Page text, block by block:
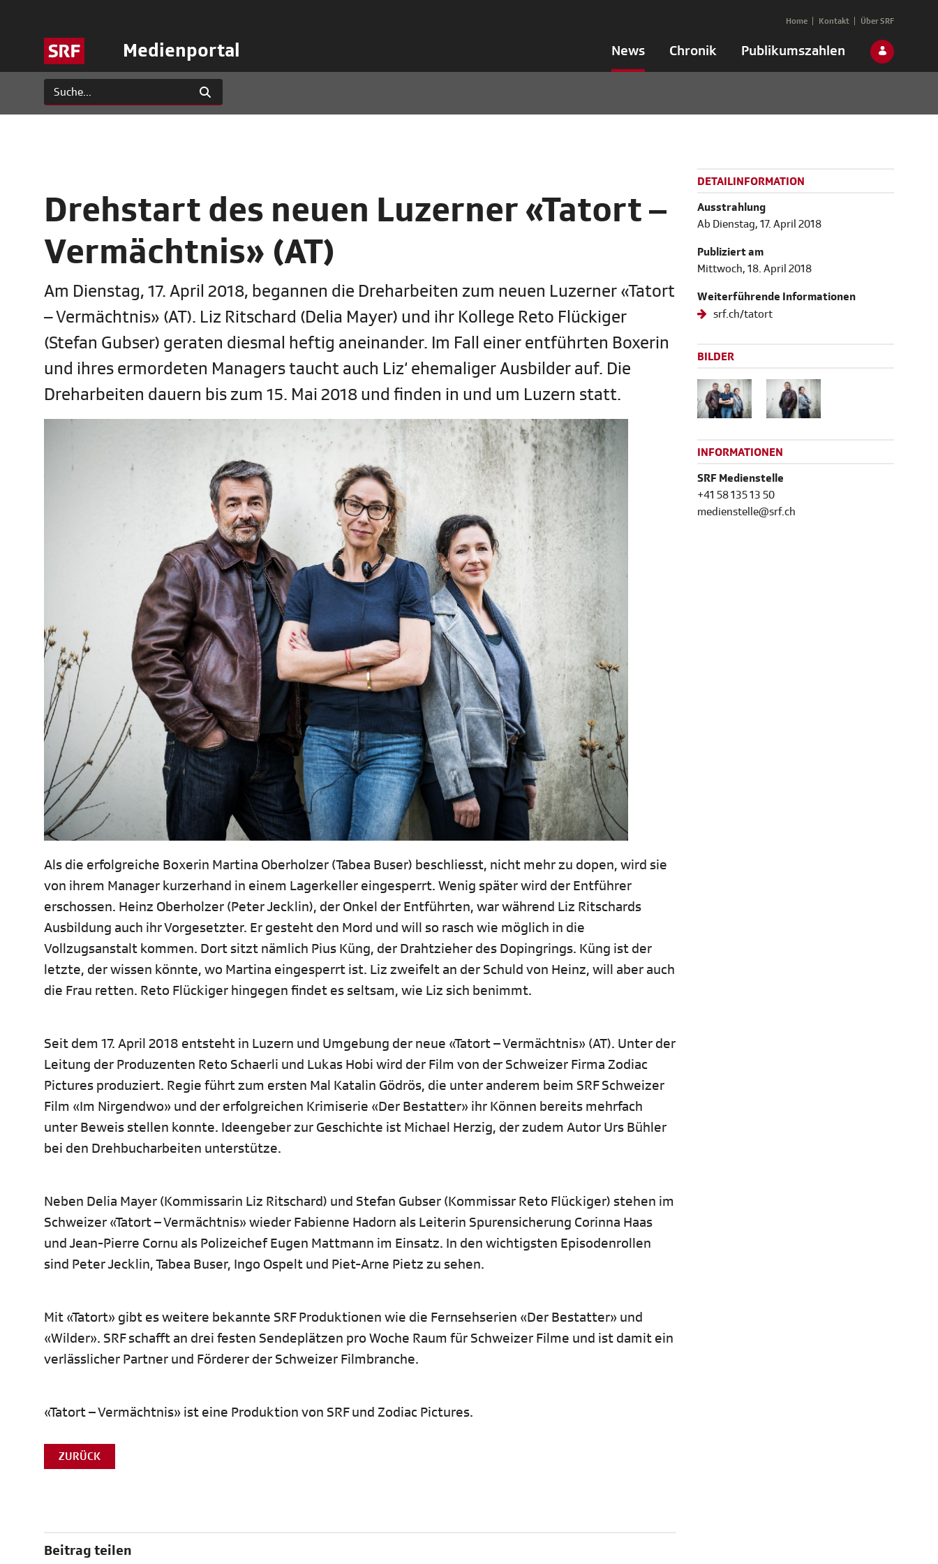
Medienportal News Chronik Publikumszahlen
Home Kontakt Über SRF
Drehstart des neuen Luzerner «Tatort –
Vermächtnis» (AT)
Am Dienstag, 17. April 2018, begannen die Dreharbeiten zum neuen Luzerner «Tatort
– Vermächtnis» (AT). Liz Ritschard (Delia Mayer) und ihr Kollege Reto Flückiger
(Stefan Gubser) geraten diesmal heftig aneinander. Im Fall einer entführten Boxerin
und ihres ermordeten Managers taucht auch Liz‘ ehemaliger Ausbilder auf. Die
Dreharbeiten dauern bis zum 15. Mai 2018 und finden in und um Luzern statt.
Als die erfolgreiche Boxerin Martina Oberholzer (Tabea Buser) beschliesst, nicht mehr zu dopen, wird sie
von ihrem Manager kurzerhand in einem Lagerkeller eingesperrt. Wenig später wird der Entführer
erschossen. Heinz Oberholzer (Peter Jecklin), der Onkel der Entführten, war während Liz Ritschards
Ausbildung auch ihr Vorgesetzter. Er gesteht den Mord und will so rasch wie möglich in die
Vollzugsanstalt kommen. Dort sitzt nämlich Pius Küng, der Drahtzieher des Dopingrings. Küng ist der
letzte, der wissen könnte, wo Martina eingesperrt ist. Liz zweifelt an der Schuld von Heinz, will aber auch
die Frau retten. Reto Flückiger hingegen findet es seltsam, wie Liz sich benimmt.
Seit dem 17. April 2018 entsteht in Luzern und Umgebung der neue «Tatort – Vermächtnis» (AT). Unter der
Leitung der Produzenten Reto Schaerli und Lukas Hobi wird der Film von der Schweizer Firma Zodiac
Pictures produziert. Regie führt zum ersten Mal Katalin Gödrös, die unter anderem beim SRF Schweizer
Film «Im Nirgendwo» und der erfolgreichen Krimiserie «Der Bestatter» ihr Können bereits mehrfach
unter Beweis stellen konnte. Ideengeber zur Geschichte ist Michael Herzig, der zudem Autor Urs Bühler
bei den Drehbucharbeiten unterstütze.
Neben Delia Mayer (Kommissarin Liz Ritschard) und Stefan Gubser (Kommissar Reto Flückiger) stehen im
Schweizer «Tatort – Vermächtnis» wieder Fabienne Hadorn als Leiterin Spurensicherung Corinna Haas
und Jean-Pierre Cornu als Polizeichef Eugen Mattmann im Einsatz. In den wichtigsten Episodenrollen
sind Peter Jecklin, Tabea Buser, Ingo Ospelt und Piet-Arne Pietz zu sehen.
Mit «Tatort» gibt es weitere bekannte SRF Produktionen wie die Fernsehserien «Der Bestatter» und
«Wilder». SRF schafft an drei festen Sendeplätzen pro Woche Raum für Schweizer Filme und ist damit ein
verlässlicher Partner und Förderer der Schweizer Filmbranche.
«Tatort – Vermächtnis» ist eine Produktion von SRF und Zodiac Pictures.
ZURÜCK
Beitrag teilen
DETAILINFORMATION
Ausstrahlung
Ab Dienstag, 17. April 2018
Publiziert am
Mittwoch, 18. April 2018
Weiterführende Informationen
srf.ch/tatort
BILDER
INFORMATIONEN
SRF Medienstelle
+41 58 135 13 50
medienstelle@srf.ch